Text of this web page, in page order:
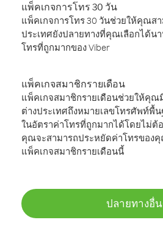
แพ็คเกจการโทร 30 วัน
แพ็คเกจการโทร 30 วันช่วยให้คุณส
ประเทศยังปลายทางที่คุณเลือกได้น
โทรที่ถูกมากของ Viber
แพ็คเกจสมาชิกรายเดือน
แพ็คเกจสมาชิกรายเดือนช่วยให้คุณ
ต่างประเทศถึงหมายเลขโทรศัพท์พื้
ในอัตราค่าโทรที่ถูกมากได้โดยไม่ต้
คุณจะสามารถประหยัดค่าโทรของ
แพ็คเกจสมาชิกรายเดือนนี้
ปลายทางอื่